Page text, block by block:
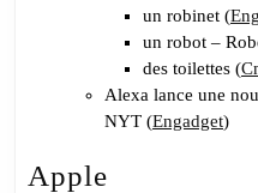
un robinet (
un robot –
des toilettes (
Alexa lance une
NYT (Engadget)
Apple